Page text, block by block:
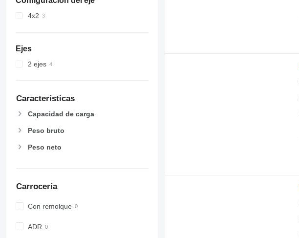
4x2
Ejes
2 ejes
Características
Capacidad de carga
Peso bruto
Peso neto
Carrocería
Con remolque
ADR